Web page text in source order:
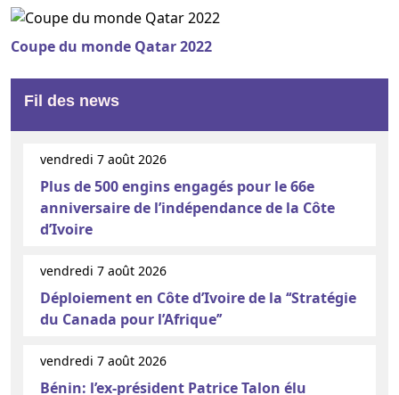
Coupe du monde Qatar 2022
Fil des news
vendredi 7 août 2026
Plus de 500 engins engagés pour le 66e
anniversaire de l’indépendance de la Côte
d’Ivoire
vendredi 7 août 2026
Déploiement en Côte d’Ivoire de la ‘‘Stratégie
du Canada pour l’Afrique’’
vendredi 7 août 2026
Bénin: l’ex-président Patrice Talon élu